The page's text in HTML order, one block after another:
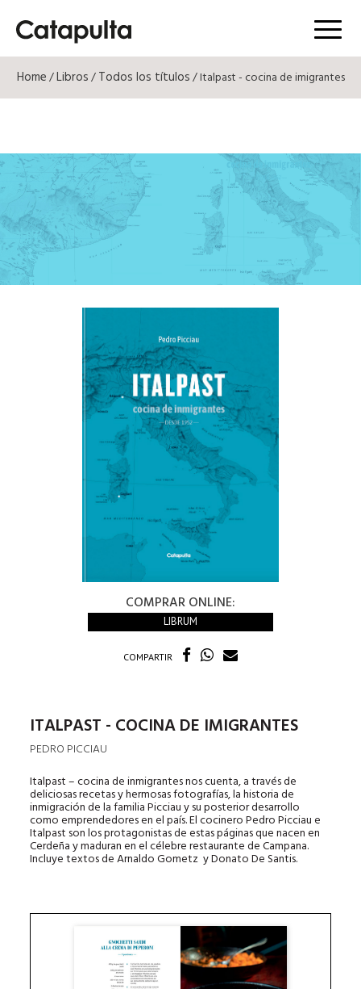
Menú
Home/Libros/Todos los títulos/ Italpast - cocina de imigrantes
COMPRAR ONLINE:
LIBRUM
COMPARTIR
ITALPAST - COCINA DE IMIGRANTES
PEDRO PICCIAU
Italpast – cocina de inmigrantes nos cuenta, a través de
deliciosas recetas y hermosas fotografías, la historia de
inmigración de la familia Picciau y su posterior desarrollo
como emprendedores en el país. El cocinero Pedro Picciau e
Italpast son los protagonistas de estas páginas que nacen en
Cerdeña y maduran en el célebre restaurante de Campana.
Incluye textos de Arnaldo Gometz y Donato De Santis.